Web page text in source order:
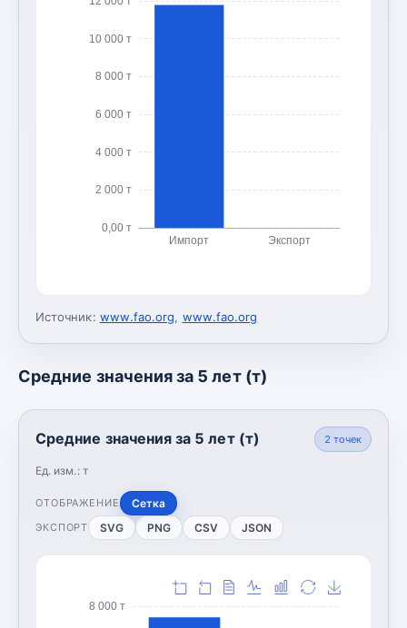
0,00 т
2 000 т
4 000 т
6 000 т
8 000 т
10 000 т
Импорт Экспорт
Источник: www.fao.org, www.fao.org
Средние значения за 5 лет (т)
Средние значения за 5 лет (т)
Ед. изм.: т
2 точек
ОТОБРАЖЕНИЕ Сетка
ЭКСПОРТ SVG PNG CSV JSON
8 000 т